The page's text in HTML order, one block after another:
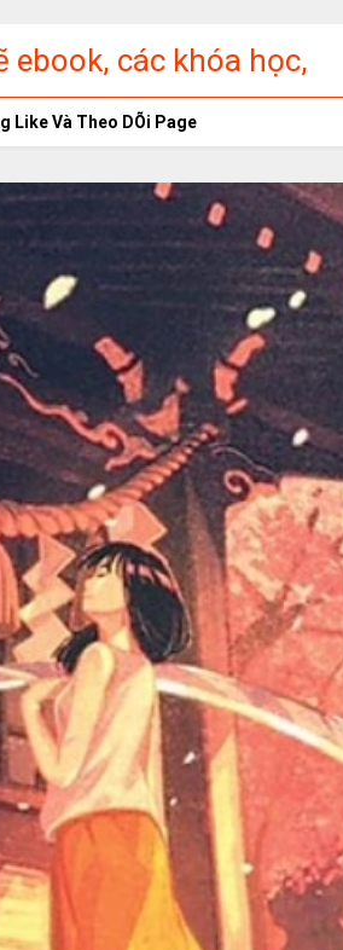
ebook, các khóa học,
phí
Like Và Theo DÕi Page